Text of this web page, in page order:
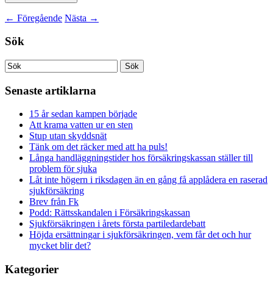
← Föregående Nästa →
Sök
Senaste artiklarna
15 år sedan kampen började
Att krama vatten ur en sten
Stup utan skyddsnät
Tänk om det räcker med att ha puls!
Långa handläggningstider hos försäkringskassan ställer till
problem för sjuka
Låt inte högern i riksdagen än en gång få applådera en raserad
sjukförsäkring
Brev från Fk
Podd: Rättsskandalen i Försäkringskassan
Sjukförsäkringen i årets första partiledardebatt
Höjda ersättningar i sjukförsäkringen, vem får det och hur
mycket blir det?
Kategorier